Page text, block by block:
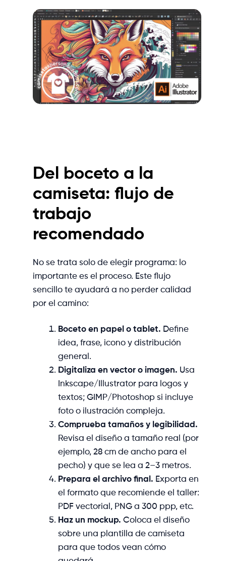
Del boceto a la
camiseta: flujo de
trabajo
recomendado
No se trata solo de elegir programa: lo
importante es el proceso. Este flujo
sencillo te ayudará a no perder calidad
por el camino:
Boceto en papel o tablet. Define
idea, frase, icono y distribución
general.
Digitaliza en vector o imagen. Usa
Inkscape/Illustrator para logos y
textos; GIMP/Photoshop si incluye
foto o ilustración compleja.
Comprueba tamaños y legibilidad.
Revisa el diseño a tamaño real (por
ejemplo, 28 cm de ancho para el
pecho) y que se lea a 2–3 metros.
Prepara el archivo final. Exporta en
el formato que recomiende el taller:
PDF vectorial, PNG a 300 ppp, etc.
Haz un mockup. Coloca el diseño
sobre una plantilla de camiseta
para que todos vean cómo